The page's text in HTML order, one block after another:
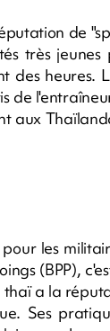
de
très jeunes
des heures.
de
aux
les
(BPP),
a la
Ses